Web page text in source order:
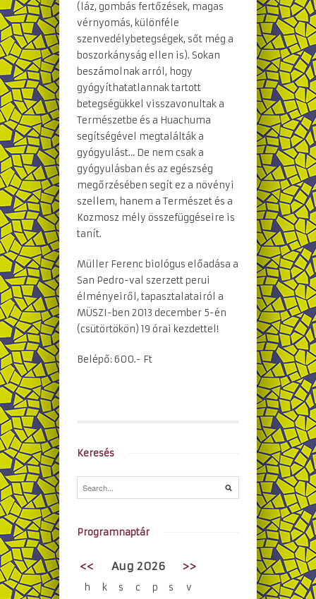
(láz, gombás fertőzések, magas
vérnyomás, különféle
szenvedélybetegségek, sőt még a
boszorkányság ellen is). Sokan
beszámolnak arról, hogy
gyógyíthatatlannak tartott
betegségükkel visszavonultak a
Természetbe és a Huachuma
segítségével megtalálták a
gyógyulást… De nem csak a
gyógyulásban és az egészség
megőrzésében segít ez a növényi
szellem, hanem a Természet és a
Kozmosz mély összefüggéseire is
tanít.
Müller Ferenc biológus előadása a
San Pedro-val szerzett perui
élményeiről, tapasztalatairól a
MÜSZI-ben 2013 december 5-én
(csütörtökön) 19 órai kezdettel!
Belépő: 600.- Ft
Keresés
Programnaptár
<< Aug 2026 >>
h k s c p s
v